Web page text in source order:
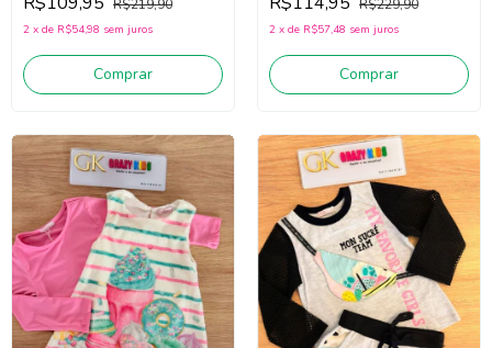
White/Azul) R$219,90
2 x de R$54,98 sem juros
Comprar
R$229,90
2 x de R$57,48 sem juros
Comprar